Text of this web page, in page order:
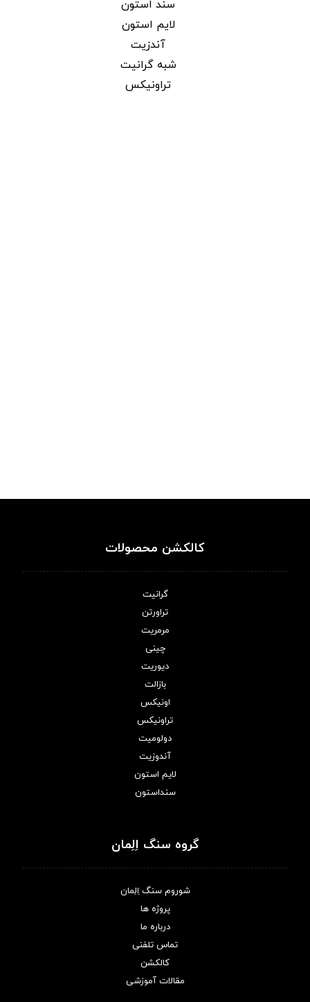
سند استون
لایم استون
آندزیت
شبه گرانیت
تراونیکس
کالکشن محصولات
گرانیت
تراورتن
مرمریت
چینی
دیوریت
بازالت
اونیکس
تراونیکس
دولومیت
آندوزیت
لایم استون
سنداستون
گروه سنگ اِلِمان
شوروم سنگ اِلِمان
پروژه ها
درباره ما
تماس تلفنی
کالکشن
مقالات آموزشی